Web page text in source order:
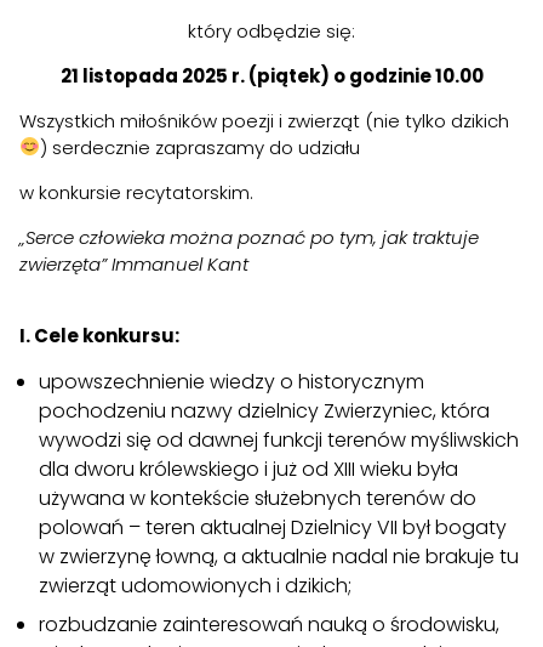
który odbędzie się:
21 listopada 2025 r. (piątek) o godzinie 10.00
Wszystkich miłośników poezji i zwierząt (nie tylko dzikich
) serdecznie zapraszamy do udziału
w konkursie recytatorskim.
„Serce człowieka można poznać po tym, jak traktuje
zwierzęta” Immanuel Kant
I. Cele konkursu:
upowszechnienie wiedzy o historycznym
pochodzeniu nazwy dzielnicy Zwierzyniec, która
wywodzi się od dawnej funkcji terenów myśliwskich
dla dworu królewskiego i już od XIII wieku była
używana w kontekście służebnych terenów do
polowań – teren aktualnej Dzielnicy VII był bogaty
w zwierzynę łowną, a aktualnie nadal nie brakuje tu
zwierząt udomowionych i dzikich;
rozbudzanie zainteresowań nauką o środowisku,